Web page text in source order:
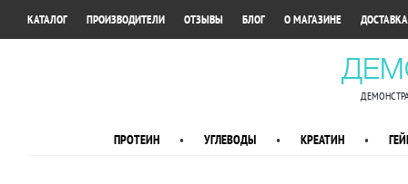
КАТАЛОГ ПРОИЗВОДИТЕЛИ ОТЗЫВЫ БЛОГ О МАГАЗИНЕ
ПРОТЕИН • УГЛЕВОДЫ • КРЕАТИН •